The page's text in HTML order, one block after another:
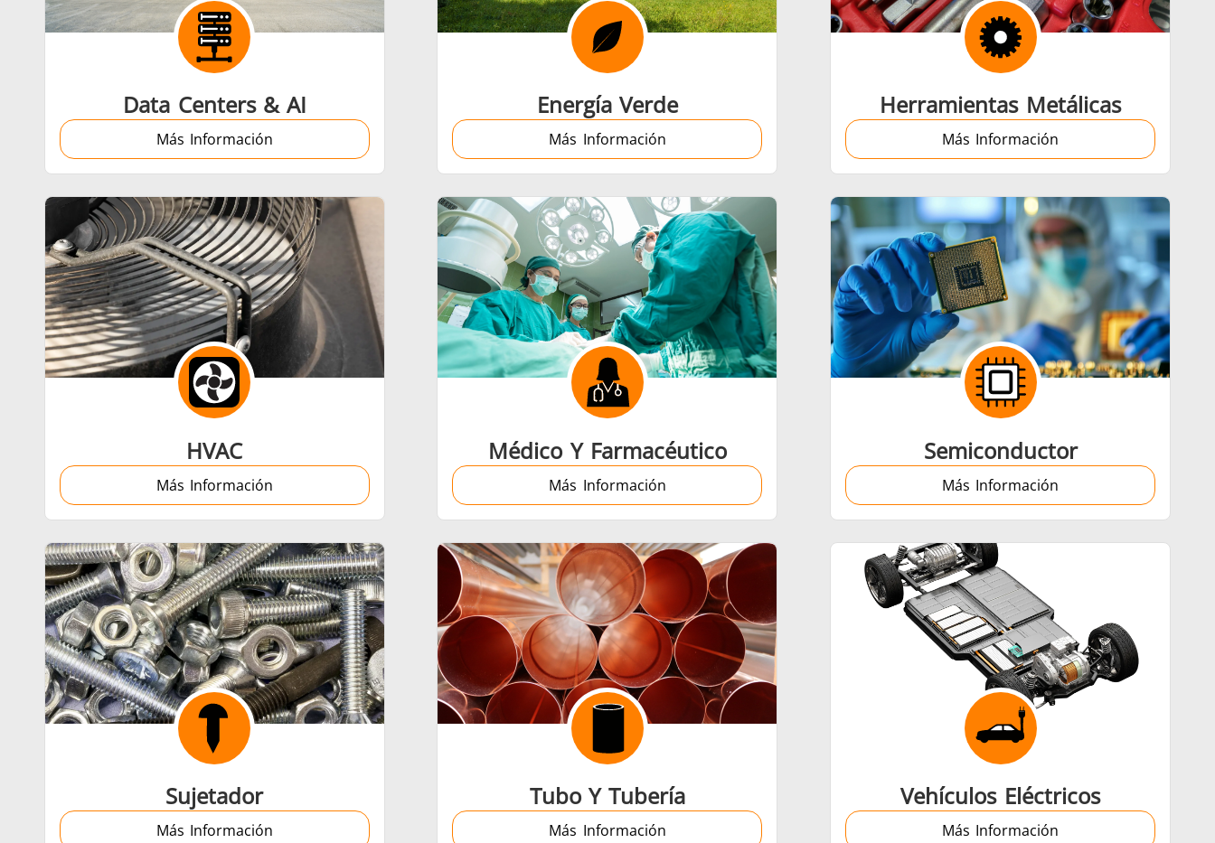
Aeroespacial Data Centers & AI
Energía verde Herramientas metálicas HVAC Médico y farmacéutico
Semiconductor Sujetador Tubo y tubería Vehículos eléctricos
Data Centers & AI
Más Información
Energía Verde
Más Información
Herramientas Metálicas
Más Información
HVAC
Más Información
Médico Y Farmacéutico
Más Información
Semiconductor
Más Información
Sujetador
Más Información
Tubo Y Tubería
Más Información
Vehículos Eléctricos
Más Información